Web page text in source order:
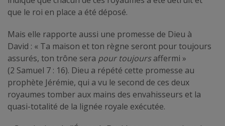
que le roi en place a été déposé.
Mais elle rapporte aussi une promesse de Dieu à
David : « Ta maison et ton règne seront pour toujours
assurés, ton trône sera pour toujoursaffermi »
(2 Samuel 7 : 16). Dieu a répété cette promesse au
prophète Jérémie, qui a vu le second de ces deux
royaumes tomber aux mains des envahisseurs et la
quasi-totalité de la lignée royale exécutée.